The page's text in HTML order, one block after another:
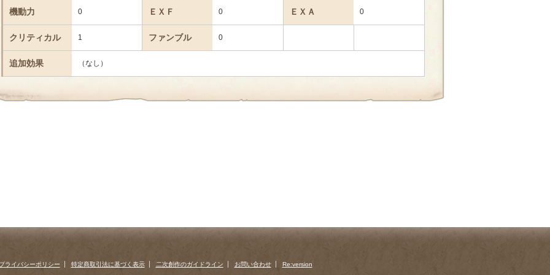
機動力 0 ＥＸＦ 0 ＥＸＡ 0
クリティカル 1 ファンブル 0
追加効果 （なし）
ライバシーポリシー 特定商取引法に基づく表示 二次創作のガイドライン お問い合わせ Re:version